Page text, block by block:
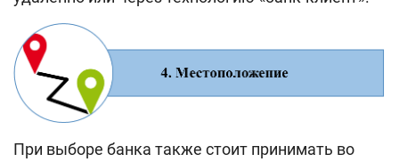
При выборе банка также стоит принимать во